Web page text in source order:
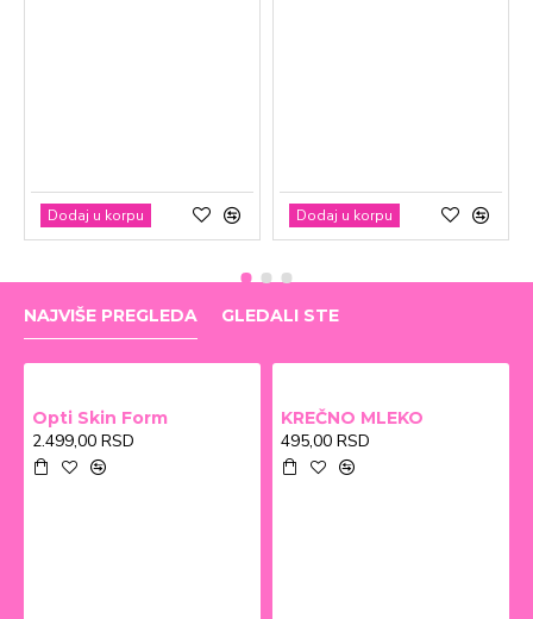
Dodaj u korpu Dodaj u korpu
NAJVIŠE PREGLEDA GLEDALI STE
Opti Skin Form
2.499,00 RSD
KREČNO MLEKO
495,00 RSD